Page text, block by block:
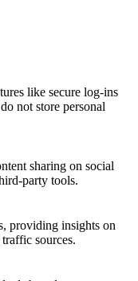
like secure log-ins
not store personal
sharing on social
party tools.
providing insights on
sources.